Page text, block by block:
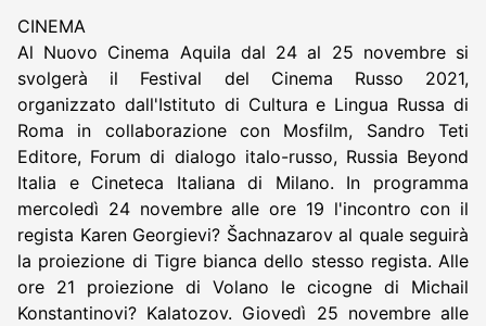
CINEMA
Al Nuovo Cinema Aquila dal 24 al 25 novembre si
svolgerà il Festival del Cinema Russo 2021,
organizzato dall'Istituto di Cultura e Lingua Russa di
Roma in collaborazione con Mosfilm, Sandro Teti
Editore, Forum di dialogo italo-russo, Russia Beyond
Italia e Cineteca Italiana di Milano. In programma
mercoledì 24 novembre alle ore 19 l'incontro con il
regista Karen Georgievi? Šachnazarov al quale seguirà
la proiezione di Tigre bianca dello stesso regista. Alle
ore 21 proiezione di Volano le cicogne di Michail
Konstantinovi? Kalatozov. Giovedì 25 novembre alle